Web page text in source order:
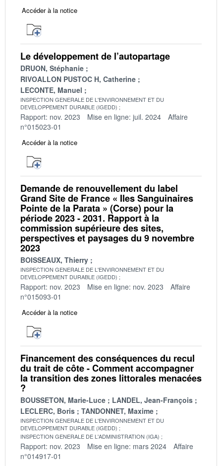
Accéder à la notice
Le développement de l’autopartage
DRUON, Stéphanie
RIVOALLON PUSTOC H, Catherine
LECONTE, Manuel
INSPECTION GENERALE DE L'ENVIRONNEMENT ET DU
DEVELOPPEMENT DURABLE (IGEDD)
Rapport: nov. 2023 Mise en ligne: juil. 2024
Affaire
n°015023-01
Accéder à la notice
Demande de renouvellement du label
Grand Site de France « Iles Sanguinaires
Pointe de la Parata » (Corse) pour la
période 2023 - 2031. Rapport à la
commission supérieure des sites,
perspectives et paysages du 9 novembre
2023
BOISSEAUX, Thierry
INSPECTION GENERALE DE L'ENVIRONNEMENT ET DU
DEVELOPPEMENT DURABLE (IGEDD)
Rapport: nov. 2023 Mise en ligne: nov. 2023
Affaire
n°015093-01
Accéder à la notice
Financement des conséquences du recul
du trait de côte - Comment accompagner
la transition des zones littorales menacées
?
BOUSSETON, Marie-Luce
LANDEL, Jean-François
LECLERC, Boris
TANDONNET, Maxime
INSPECTION GENERALE DE L'ENVIRONNEMENT ET DU
DEVELOPPEMENT DURABLE (IGEDD)
INSPECTION GENERALE DE L'ADMINISTRATION (IGA)
Rapport: nov. 2023 Mise en ligne: mars 2024
Affaire
n°014917-01